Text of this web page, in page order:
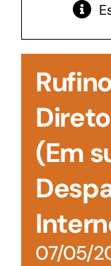
Acesso à
(Em
07/05/